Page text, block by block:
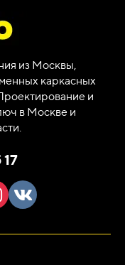
из Москвы,
каркасных
и
в Москве и